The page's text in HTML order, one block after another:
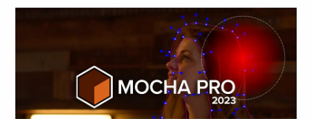
像进行稳定处理，使得画面更加稳定和清晰。
完成特效处理后，您可以在DaVinci Resolve中进行
进一步的编辑和调色工作。完成所有后期处理后，
点击顶部菜单栏中的"File"选项，选择"Export"来导
出您的视频作品。
常与Mocha Pro结合使用，以提升效果质量。本文将详细探
讨“mocha pro怎么导入视频 mocha怎么导出到ae”的操作步
骤，并分析Mocha Pro与Mocha的区别。...